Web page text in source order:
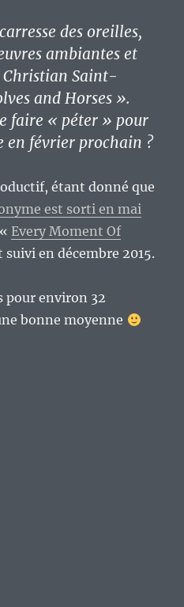
des oreilles,
ambiantes et
Saint-
and Horses ».
faire « péter » pour
en février prochain ?
étant donné que
est sorti en mai
«Every Moment Of
suivi en décembre 2015.
pour environ 32
bonne moyenne